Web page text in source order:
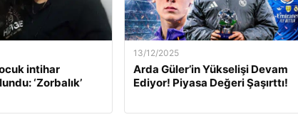
intihar
‘Zorbalık’
13/12/2025
Arda Güler’in Yükselişi Devam
Ediyor! Piyasa Değeri Şaşırttı!